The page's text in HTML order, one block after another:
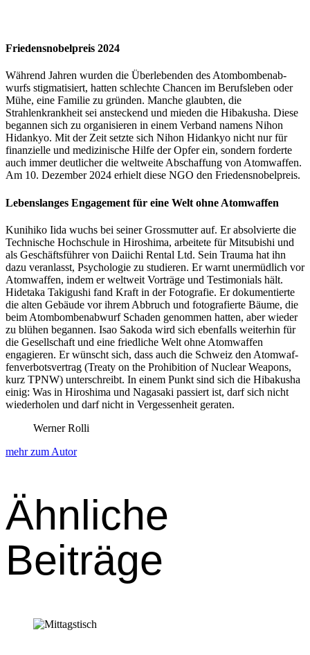
Friedensnobelpreis 2024
Während Jahren wur­den die Über­leben­den des Atom­bomben­ab­
wurfs stig­ma­tisiert, hat­ten schlechte Chan­cen im Beruf­sleben oder
Mühe, eine Fam­i­lie zu grün­den. Manche glaubten, die
Strahlenkrankheit sei ansteck­end und mieden die Hibakusha. Diese
began­nen sich zu organ­isieren in einem Ver­band namens Nihon
Hidankyo. Mit der Zeit set­zte sich Nihon Hidankyo nicht nur für
finanzielle und medi­zinis­che Hil­fe der Opfer ein, son­dern forderte
auch immer deut­lich­er die weltweite Abschaf­fung von Atom­waf­fen.
Am 10. Dezem­ber 2024 erhielt diese NGO den Frieden­sno­bel­preis.
Lebenslanges Engagement für eine Welt ohne Atomwaffen
Kuni­hiko Iida wuchs bei sein­er Gross­mut­ter auf. Er absolvierte die
Tech­nis­che Hochschule in Hiroshi­ma, arbeit­ete für Mit­subishi und
als Geschäfts­führer von Dai­ichi Rental Ltd. Sein Trau­ma hat ihn
dazu ver­an­lasst, Psy­cholo­gie zu studieren. Er warnt uner­müdlich vor
Atom­waf­fen, indem er weltweit Vorträge und Tes­ti­mo­ni­als hält.
Hide­ta­ka Taki­gushi fand Kraft in der Fotografie. Er doku­men­tierte
die alten Gebäude vor ihrem Abbruch und fotografierte Bäume, die
beim Atom­bomben­ab­wurf Schaden genom­men hat­ten, aber wieder
zu blühen began­nen. Isao Sako­da wird sich eben­falls weit­er­hin für
die Gesellschaft und eine friedliche Welt ohne Atom­waf­fen
engagieren. Er wün­scht sich, dass auch die Schweiz den Atom­waf­
fen­ver­botsver­trag (Treaty on the Pro­hi­bi­tion of Nuclear Weapons,
kurz TPNW) unter­schreibt. In einem Punkt sind sich die Hibakusha
einig: Was in Hiroshi­ma und Nagasa­ki passiert ist, darf sich nicht
wieder­holen und darf nicht in Vergessen­heit ger­at­en.
Werner Rolli
mehr zum Autor
Ähnliche
Beiträge